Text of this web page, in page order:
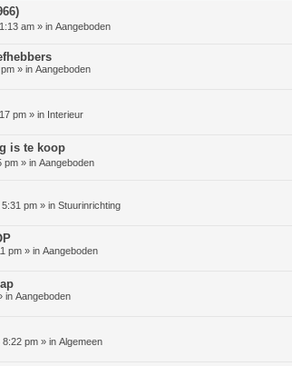
am » in Aangeboden
» in Aangeboden
pm » in Interieur
is te koop
pm » in Aangeboden
pm » in Stuurinrichting
pm » in Aangeboden
in Aangeboden
8:22 pm » in Algemeen